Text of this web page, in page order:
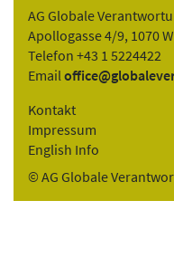
AG Globale
Apollogasse 4/9, 1070
Telefon +43 1 5224422
Email
Kontakt
Impressum
English Info
© AG Globale